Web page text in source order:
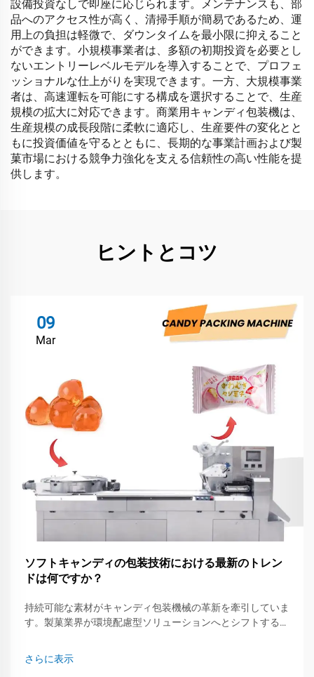
設備投資なしで即座に応じられます。メンテナンスも、部
品へのアクセス性が高く、清掃手順が簡易であるため、運
用上の負担は軽微で、ダウンタイムを最小限に抑えること
ができます。小規模事業者は、多額の初期投資を必要とし
ないエントリーレベルモデルを導入することで、プロフェ
ッショナルな仕上がりを実現できます。一方、大規模事業
者は、高速運転を可能にする構成を選択することで、生産
規模の拡大に対応できます。商業用キャンディ包装機は、
生産規模の成長段階に柔軟に適応し、生産要件の変化とと
もに投資価値を守るとともに、長期的な事業計画および製
菓市場における競争力強化を支える信頼性の高い性能を提
供します。
ヒントとコツ
09
Mar
ソフトキャンディの包装技術における最新のトレン
ドは何ですか？
持続可能な素材がキャンディ包装機械の革新を牽引していま
す。製菓業界が環境配慮型ソリューションへとシフトする
換性が今や重要な性能指標となっています。Leadi...
さらに表示